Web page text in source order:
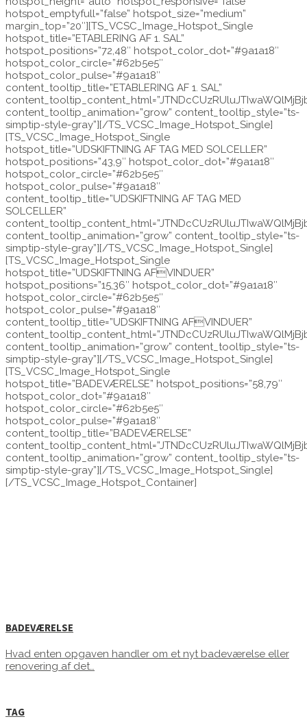
hotspot_emptyfull=”false” hotspot_size=”medium”
margin_top=”20″][TS_VCSC_Image_Hotspot_Single
hotspot_title=”ETABLERING AF 1. SAL”
hotspot_positions=”72,48″ hotspot_color_dot=”#9a1a18″
hotspot_color_circle=”#62b5e5″
hotspot_color_pulse=”#9a1a18″
content_tooltip_title=”ETABLERING AF 1. SAL”
content_tooltip_animation=”grow” content_tooltip_style=”ts-
simptip-style-gray”][/TS_VCSC_Image_Hotspot_Single]
[TS_VCSC_Image_Hotspot_Single
hotspot_title=”UDSKIFTNING AF TAG MED SOLCELLER”
hotspot_positions=”43,9″ hotspot_color_dot=”#9a1a18″
hotspot_color_circle=”#62b5e5″
hotspot_color_pulse=”#9a1a18″
content_tooltip_title=”UDSKIFTNING AF TAG MED
SOLCELLER”
content_tooltip_animation=”grow” content_tooltip_style=”ts-
simptip-style-gray”][/TS_VCSC_Image_Hotspot_Single]
[TS_VCSC_Image_Hotspot_Single
hotspot_title=”UDSKIFTNING AFVINDUER”
hotspot_positions=”15,36″ hotspot_color_dot=”#9a1a18″
hotspot_color_circle=”#62b5e5″
hotspot_color_pulse=”#9a1a18″
content_tooltip_title=”UDSKIFTNING AFVINDUER”
content_tooltip_animation=”grow” content_tooltip_style=”ts-
simptip-style-gray”][/TS_VCSC_Image_Hotspot_Single]
[TS_VCSC_Image_Hotspot_Single
hotspot_title=”BADEVÆRELSE” hotspot_positions=”58,79″
hotspot_color_dot=”#9a1a18″
hotspot_color_circle=”#62b5e5″
hotspot_color_pulse=”#9a1a18″
content_tooltip_title=”BADEVÆRELSE”
content_tooltip_animation=”grow” content_tooltip_style=”ts-
simptip-style-gray”][/TS_VCSC_Image_Hotspot_Single]
[/TS_VCSC_Image_Hotspot_Container]
BADEVÆRELSE
Hvad enten opgaven handler om et nyt badeværelse eller
renovering af det…
TAG